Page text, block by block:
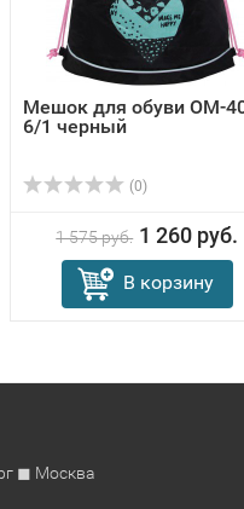
Мешок для обуви OM-
6/1 черный
(0)
1 575 руб. 1 260 руб.
В корзину
◼ Москва